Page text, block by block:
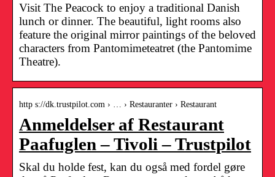
Visit The Peacock to enjoy a traditional Danish
lunch or dinner. The beautiful, light rooms also
feature the original mirror paintings of the beloved
characters from Pantomimeteatret (the Pantomime
Theatre).
http s://dk.trustpilot.com › … › Restauranter › Restaurant
Anmeldelser af Restaurant
Paafuglen – Tivoli – Trustpilot
Skal du holde fest, kan du også med fordel gøre